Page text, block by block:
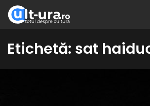
Etichetă: sat